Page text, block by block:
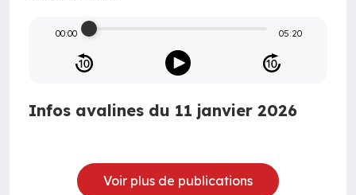
00:00 05:20
Infos avalines du 11 janvier 2026
Voir plus de publications